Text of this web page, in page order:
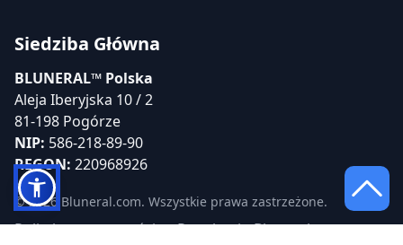
Siedziba Główna
BLUNERAL™ Polska
Aleja Iberyjska 10 / 2
81-198 Pogórze
NIP: 586-218-89-90
REGON: 220968926
© 2026 Bluneral.com. Wszystkie prawa zastrzeżone.
Polityka prywatności Regulamin Bluneral